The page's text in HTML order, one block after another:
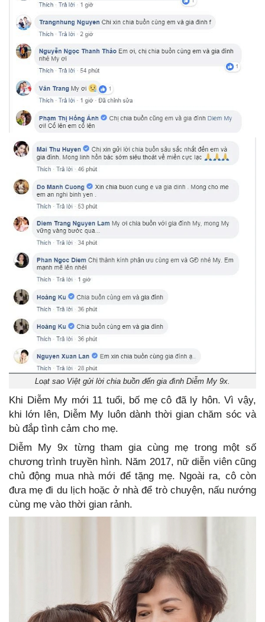
Loạt sao Việt gửi lời chia buồn đến gia đình Diễm My 9x.
Khi Diễm My mới 11 tuổi, bố mẹ cô đã ly hôn. Vì vậy,
khi lớn lên, Diễm My luôn dành thời gian chăm sóc và
bù đắp tình cảm cho mẹ.
Diễm My 9x từng tham gia cùng mẹ trong một số
chương trình truyền hình. Năm 2017, nữ diễn viên cũng
chủ động mua nhà mới để tặng mẹ. Ngoài ra, cô còn
đưa mẹ đi du lịch hoặc ở nhà để trò chuyện, nấu nướng
cùng mẹ vào thời gian rảnh.